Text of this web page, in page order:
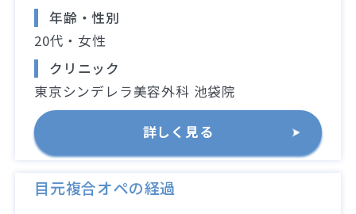
年齢・性別
20代・女性
クリニック
東京シンデレラ美容外科 池袋院
詳しく見る
目元複合オペの経過